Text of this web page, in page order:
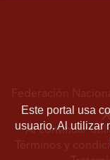
Este portal usa
usuario. Al utilizar
Federación
Al continuar
Términos y